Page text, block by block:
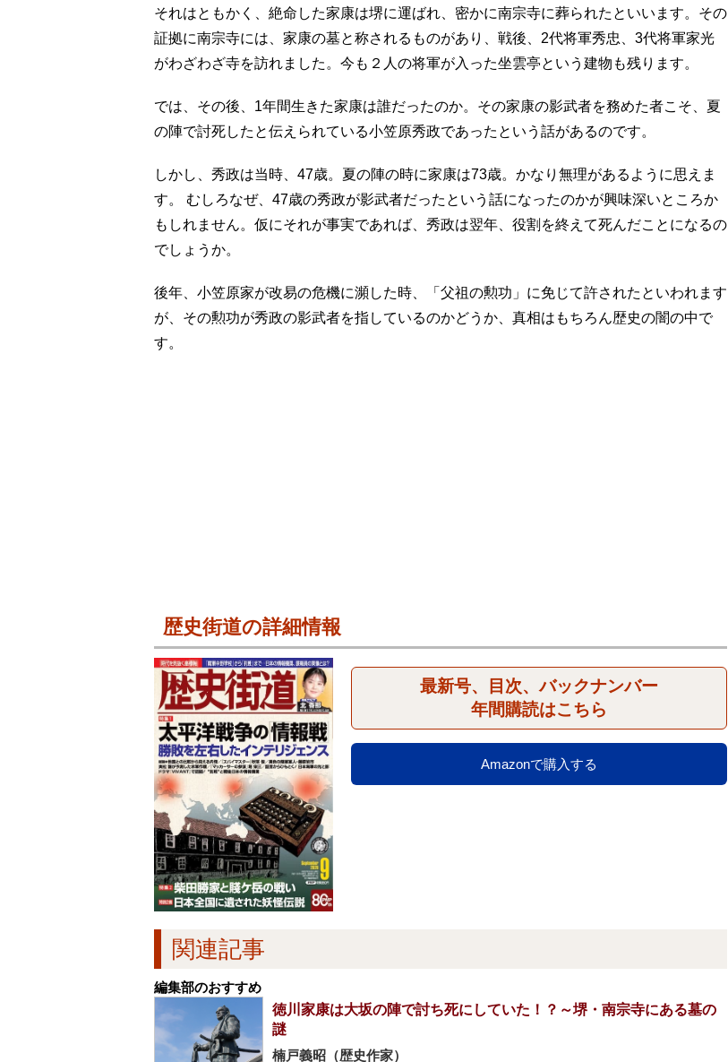
それはともかく、絶命した家康は堺に運ばれ、密かに南宗寺に葬られたといいます。その
証拠に南宗寺には、家康の墓と称されるものがあり、戦後、2代将軍秀忠、3代将軍家光
がわざわざ寺を訪れました。今も２人の将軍が入った坐雲亭という建物も残ります。
では、その後、1年間生きた家康は誰だったのか。その家康の影武者を務めた者こそ、夏
の陣で討死したと伝えられている小笠原秀政であったという話があるのです。
しかし、秀政は当時、47歳。夏の陣の時に家康は73歳。かなり無理があるように思えま
す。 むしろなぜ、47歳の秀政が影武者だったという話になったのかが興味深いところか
もしれません。仮にそれが事実であれば、秀政は翌年、役割を終えて死んだことになるの
でしょうか。
後年、小笠原家が改易の危機に瀕した時、「父祖の勲功」に免じて許されたといわれます
が、その勲功が秀政の影武者を指しているのかどうか、真相はもちろん歴史の闇の中で
す。
歴史街道の詳細情報
最新号、目次、バックナンバー
年間購読はこちら
Amazonで購入する
関連記事
編集部のおすすめ
徳川家康は大坂の陣で討ち死にしていた！？～堺・南宗寺にある墓の
謎
楠戸義昭（歴史作家）